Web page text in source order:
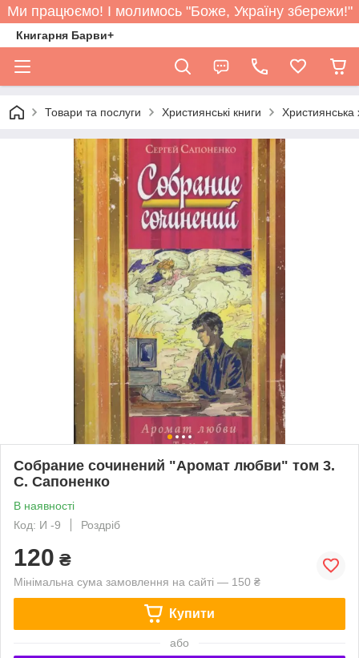
Ми працюємо! І молимось "Боже, Україну збережи!"
Книгарня Барви+
Товари та послуги Християнські книги Християнська
Собрание сочинений "Аромат любви" том 3.
С. Сапоненко
В наявності
Код: И -9
Роздріб
120 ₴
Мінімальна сума замовлення на сайті — 150 ₴
Купити
або